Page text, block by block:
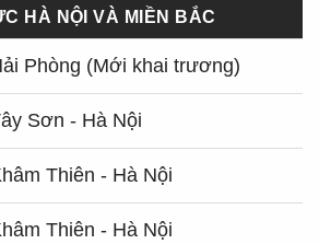
HÀ NỘI VÀ MIỀN BẮC
Phòng (Mới khai trương)
Sơn - Hà Nội
Thiên - Hà Nội
Thiên - Hà Nội